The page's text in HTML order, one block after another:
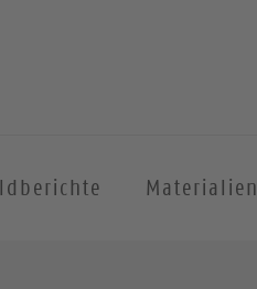
Materialien